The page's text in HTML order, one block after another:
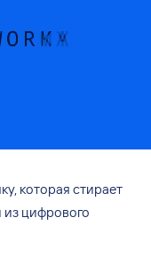
которая стирает
из цифрового